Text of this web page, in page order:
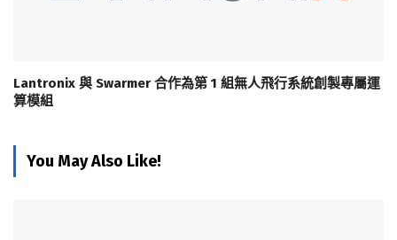
Lantronix 與 Swarmer 合作為第 1 組無人飛行系統創製專屬運
算模組
You May Also Like!